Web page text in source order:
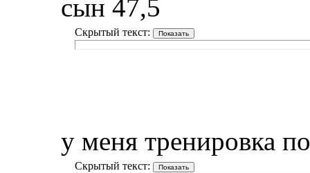
сын 47,5
Скрытый текст:
у меня тренировка
Скрытый текст: